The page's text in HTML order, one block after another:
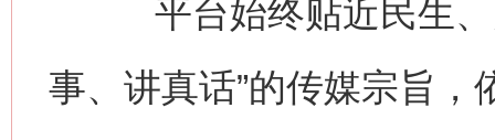
平台始终贴近民生、
事、讲真话”的传媒宗旨